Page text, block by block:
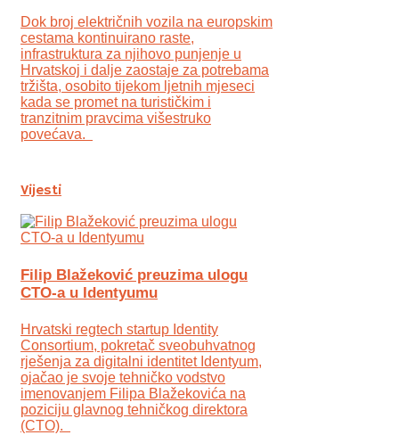
Dok broj električnih vozila na europskim
cestama kontinuirano raste,
infrastruktura za njihovo punjenje u
Hrvatskoj i dalje zaostaje za potrebama
tržišta, osobito tijekom ljetnih mjeseci
kada se promet na turističkim i
tranzitnim pravcima višestruko
povećava.
Vijesti
Filip Blažeković preuzima ulogu
CTO-a u Identyumu
Hrvatski regtech startup Identity
Consortium, pokretač sveobuhvatnog
rješenja za digitalni identitet Identyum,
ojаčao je svoje tehničko vodstvo
imenovanjem Filipa Blažekovića na
poziciju glavnog tehničkog direktora
(CTO).